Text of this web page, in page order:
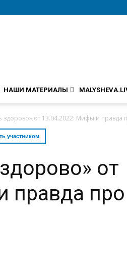
НАШИ МАТЕРИАЛЫ
от 13.04.2022: Мифы и правда
участником
от
правда про